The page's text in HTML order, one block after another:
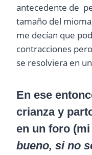
antecedente de
tamaño del
me decían que
contracciones
se resolviera en
En ese
crianza y
en un foro
bueno, si no